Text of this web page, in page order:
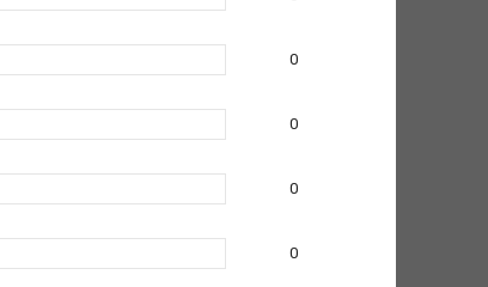
0
0
0
0